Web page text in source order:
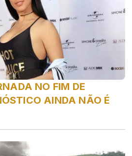
NO FIM DE
AINDA NÃO É